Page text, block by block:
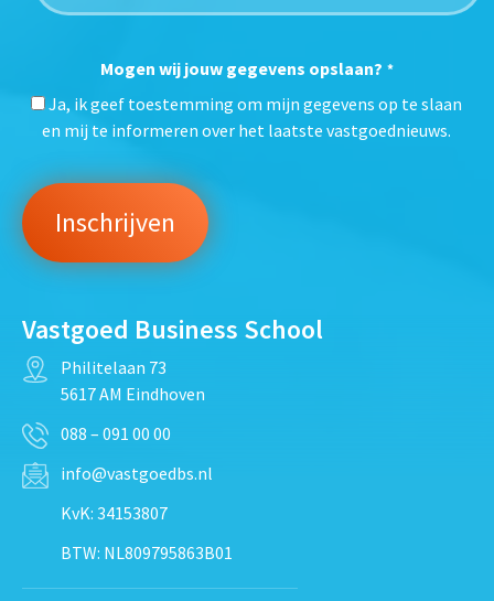
Mogen wij jouw gegevens opslaan? *
Ja, ik geef toestemming om mijn gegevens op te slaan
en mij te informeren over het laatste vastgoednieuws.
Vastgoed Business School
Philitelaan 73
5617 AM Eindhoven
088 – 091 00 00
info@vastgoedbs.nl
KvK: 34153807
BTW: NL809795863B01